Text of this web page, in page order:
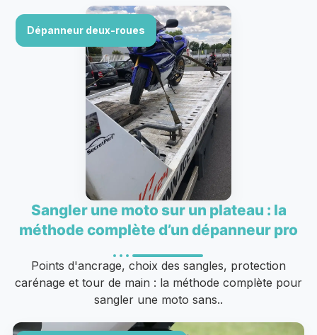
Dépanneur deux-roues
Sangler une moto sur un plateau : la
méthode complète d’un dépanneur pro
Points d'ancrage, choix des sangles, protection
carénage et tour de main : la méthode complète pour
sangler une moto sans..